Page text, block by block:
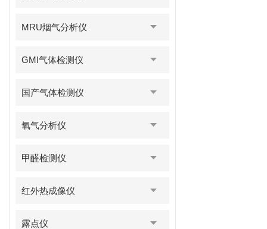
MRU烟气分析仪
GMI气体检测仪
国产气体检测仪
氧气分析仪
甲醛检测仪
红外热成像仪
露点仪